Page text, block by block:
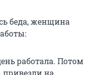
беда, женщина
работала. Потом
привезли на